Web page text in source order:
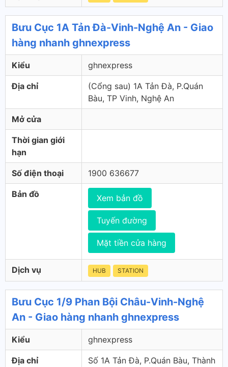
Bưu Cục 1A Tản Đà-Vinh-Nghệ An - Giao
hàng nhanh ghnexpress
Kiểu ghnexpress
Địa chỉ
(Cổng sau) 1A Tản Đà, P.Quán
Bàu, TP Vinh, Nghệ An
Mở cửa
Thời gian giới
hạn
Số điện thoại 1900 636677
Bản đồ Xem bản đồ
Tuyến đường
Mặt tiền cửa hàng
Dịch vụ HUB STATION
Bưu Cục 1/9 Phan Bội Châu-Vinh-Nghệ
An - Giao hàng nhanh ghnexpress
Kiểu ghnexpress
Địa chỉ
Số 1A Tản Đà, P.Quán Bàu, Thành